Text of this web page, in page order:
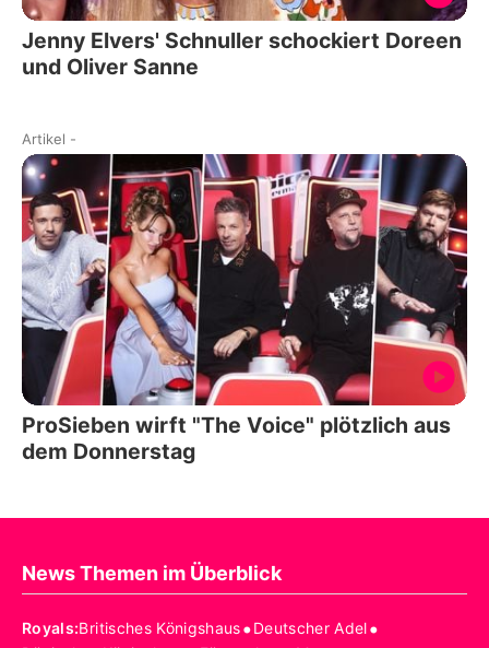
Jenny Elvers' Schnuller schockiert Doreen
und Oliver Sanne
Artikel -
ProSieben wirft "The Voice" plötzlich aus
dem Donnerstag
News Themen im Überblick
Royals:Britisches Königshaus•Deutscher Adel•